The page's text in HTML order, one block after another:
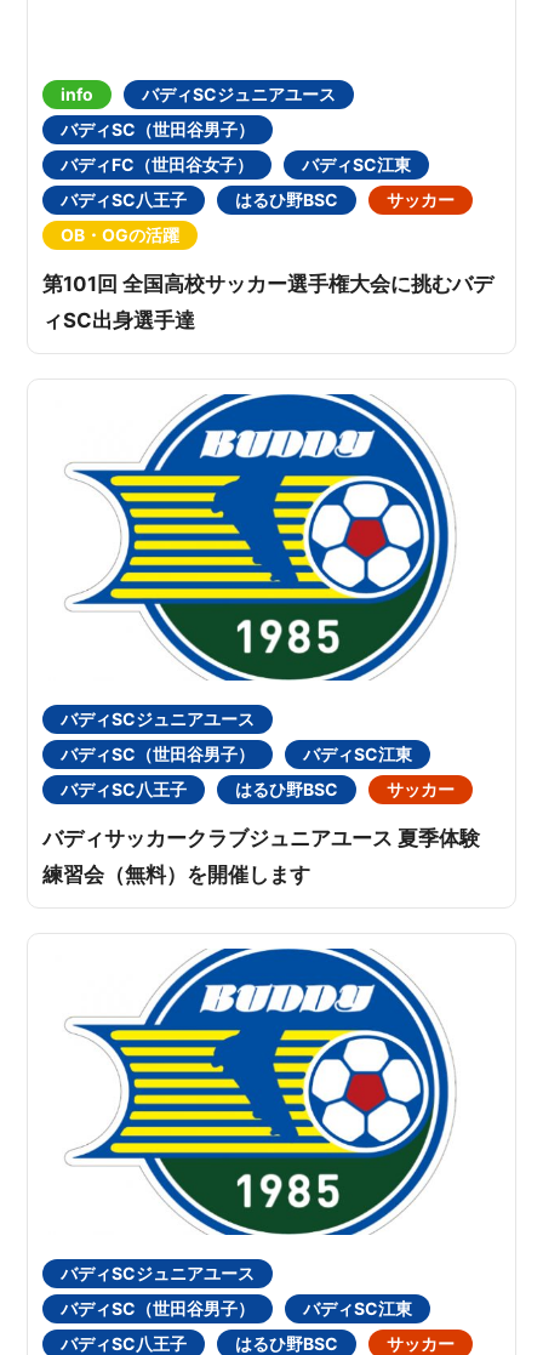
info
バディSCジュニアユース
バディSC（世田谷男子）
バディFC（世田谷女子）
バディSC江東
バディSC八王子
はるひ野BSC
サッカー
OB・OGの活躍
第101回 全国高校サッカー選手権大会に挑むバデ
ィSC出身選手達
バディSCジュニアユース
バディSC（世田谷男子）
バディSC江東
バディSC八王子
はるひ野BSC サッカー
バディサッカークラブジュニアユース 夏季体験
練習会（無料）を開催します
バディSCジュニアユース
バディSC（世田谷男子）
バディSC江東
バディSC八王子
はるひ野BSC サッカー